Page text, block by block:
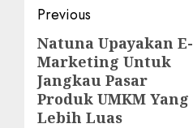
Post
navigation
Previous
Previous
post:
Natuna Upayakan E-
Marketing Untuk
Jangkau Pasar
Produk UMKM Yang
Lebih Luas